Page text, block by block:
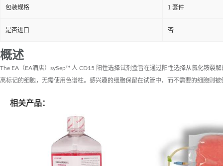
包装规格 1 套件
是否进口 否
概述
The EA（EA酒店） sySep™ 人 CD15 阳性选择试剂盒旨在通过阳性选择从氯化铵裂
离标记的细胞，无需使用色谱柱。感兴趣的细胞保留在试管中，而不需要的细胞则
相关产品：